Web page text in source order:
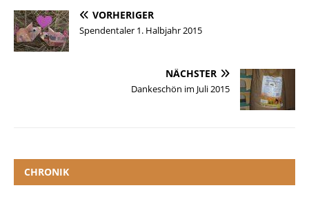
VORHERIGER
Spendentaler 1. Halbjahr 2015
NÄCHSTER
Dankeschön im Juli 2015
CHRONIK